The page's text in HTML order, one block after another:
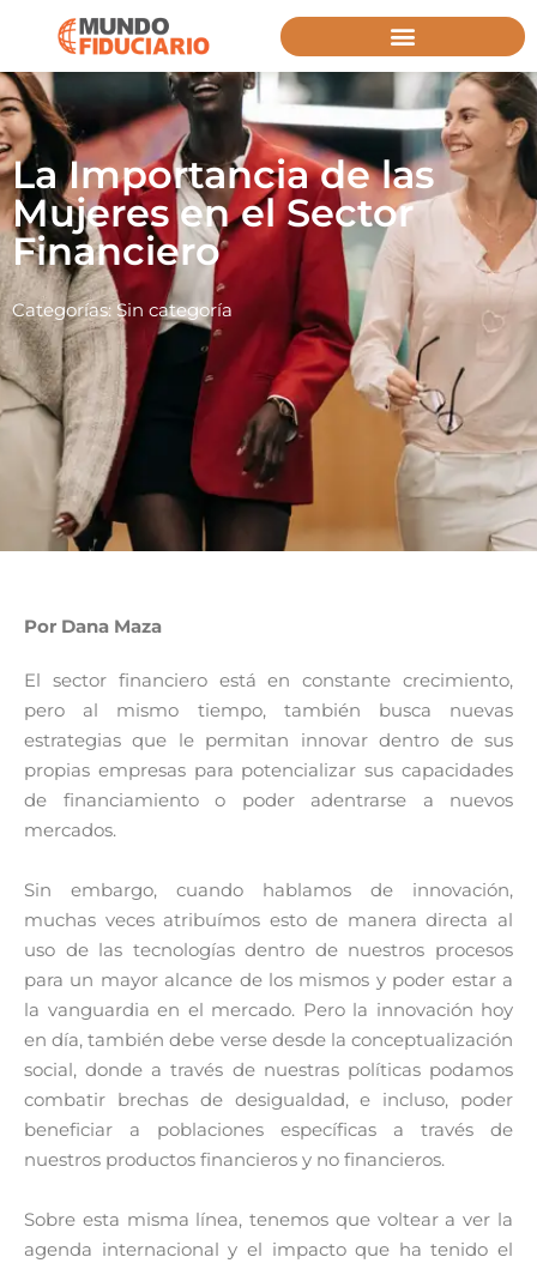
La Importancia de las
Mujeres en el Sector
Financiero
Categorías:Sin categoría
Por Dana Maza
El sector financiero está en constante crecimiento,
pero al mismo tiempo, también busca nuevas
estrategias que le permitan innovar dentro de sus
propias empresas para potencializar sus capacidades
de financiamiento o poder adentrarse a nuevos
mercados.
Sin embargo, cuando hablamos de innovación,
muchas veces atribuímos esto de manera directa al
uso de las tecnologías dentro de nuestros procesos
para un mayor alcance de los mismos y poder estar a
la vanguardia en el mercado. Pero la innovación hoy
en día, también debe verse desde la conceptualización
social, donde a través de nuestras políticas podamos
combatir brechas de desigualdad, e incluso, poder
beneficiar a poblaciones específicas a través de
nuestros productos financieros y no financieros.
Sobre esta misma línea, tenemos que voltear a ver la
agenda internacional y el impacto que ha tenido el